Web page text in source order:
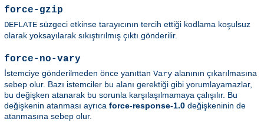
force-gzip
DEFLATE süzgeci etkinse tarayıcının tercih ettiği kodlama koşulsuz
olarak yoksayılarak sıkıştırılmış çıktı gönderilir.
force-no-vary
İstemciye gönderilmeden önce yanıttan Vary alanının çıkarılmasına
sebep olur. Bazı istemciler bu alanı gerektiği gibi yorumlayamazlar,
bu değişken atanarak bu sorunla karşılaşılmamaya çalışılır. Bu
değişkenin atanması ayrıca force-response-1.0 değişkeninin de
atanmasına sebep olur.